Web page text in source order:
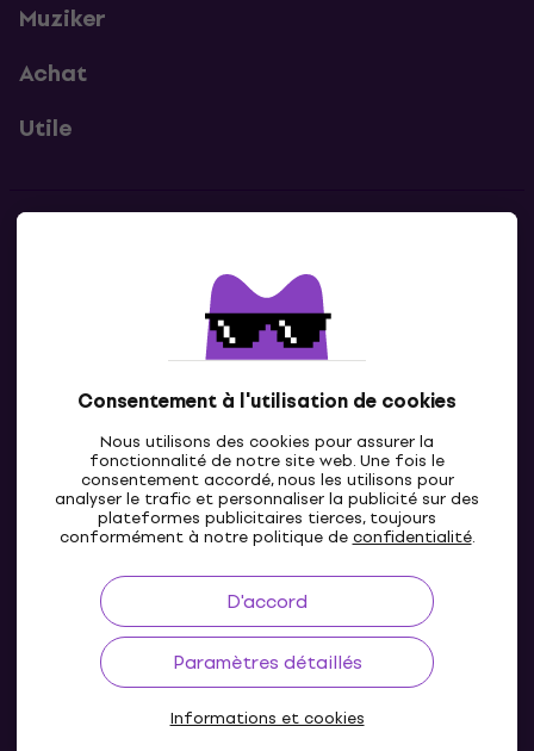
Consentement à l'utilisation de cookies
Nous utilisons des cookies pour assurer la
fonctionnalité de notre site web. Une fois le
consentement accordé, nous les utilisons pour
analyser le trafic et personnaliser la publicité sur des
plateformes publicitaires tierces, toujours
conformément à notre politique deconfidentialité.
D'accord
Paramètres détaillés
Informations et cookies
Muziker
Achat
Utile
Contacte nous
LU